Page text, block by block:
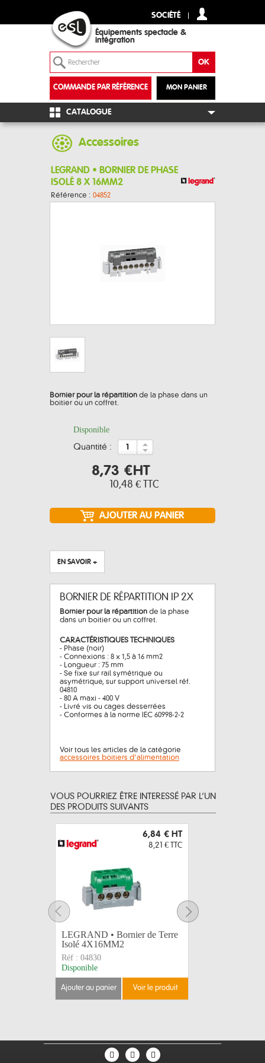
SOCIÉTÉ
Équipements spectacle &
intégration
MON PANIER
COMMANDE PAR RÉFÉRENCE
+
CATALOGUE
Accessoires
LEGRAND • BORNIER DE PHASE
ISOLÉ 8 X 16MM2
Référence : 04852
Bornier pour la répartition de la phase dans un
boitier ou un coffret.
Disponible
quantité :
8,73 €HT
10,48 € TTC
EN SAVOIR +
BORNIER DE RÉPARTITION IP 2X
Bornier pour la répartition de la phase
dans un boitier ou un coffret.
CARACTÉRISTIQUES TECHNIQUES
- Phase (noir)
- Connexions : 8 x 1,5 à 16 mm2
- Longueur : 75 mm
- Se fixe sur rail symétrique ou
asymétrique, sur support universel réf.
04810
- 80 A maxi - 400 V
- Livré vis ou cages desserrées
- Conformes à la norme IEC 60998-2-2
Voir tous les articles de la catégorie
accessoires boitiers d’alimentation
VOUS POURRIEZ ÊTRE INTERESSÉ PAR L’UN
DES PRODUITS SUIVANTS
6,84 € HT
8,21 € TTC
LEGRAND • Bornier de Terre
Isolé 4X16MM2
Réf : 04830
Disponible
ajouter au panier voir le produit